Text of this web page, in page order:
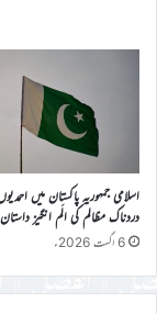
اسلامی جمہوریہ پاکستان میں
دردناک مظالم کی الَم انگیز داستان
6 اگست 2026ء